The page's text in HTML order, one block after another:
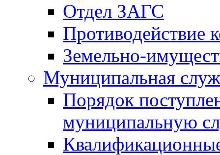
Отдел ЗАГС
Противодействие
Земельно-
Муниципальная
Порядок
муниципальную